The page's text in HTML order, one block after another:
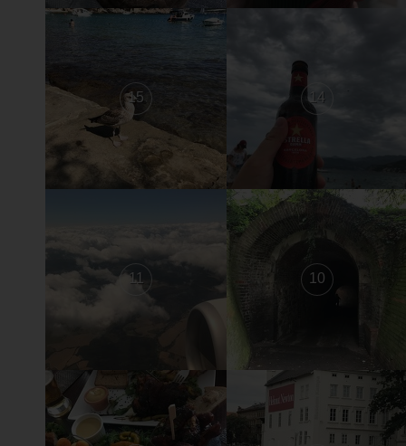
15 14
11 10